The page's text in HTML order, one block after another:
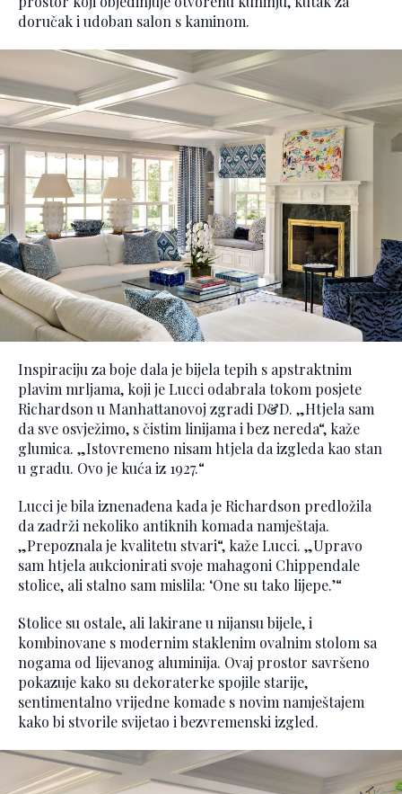
doručak i udoban salon s kaminom.
Inspiraciju za boje dala je bijela tepih s apstraktnim
plavim mrljama, koji je Lucci odabrala tokom posjete
Richardson u Manhattanovoj zgradi D&D. „Htjela sam
da sve osvježimo, s čistim linijama i bez nereda“, kaže
glumica. „Istovremeno nisam htjela da izgleda kao stan
u gradu. Ovo je kuća iz 1927.“
Lucci je bila iznenađena kada je Richardson predložila
da zadrži nekoliko antiknih komada namještaja.
„Prepoznala je kvalitetu stvari“, kaže Lucci. „Upravo
sam htjela aukcionirati svoje mahagoni Chippendale
stolice, ali stalno sam mislila: ‘One su tako lijepe.’“
Stolice su ostale, ali lakirane u nijansu bijele, i
kombinovane s modernim staklenim ovalnim stolom sa
nogama od lijevanog aluminija. Ovaj prostor savršeno
pokazuje kako su dekoraterke spojile starije,
sentimentalno vrijedne komade s novim namještajem
kako bi stvorile svijetao i bezvremenski izgled.